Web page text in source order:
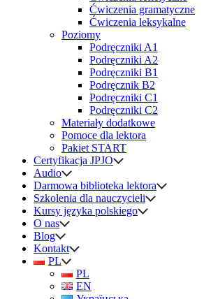
Ćwiczenia gramatyczne
Ćwiczenia leksykalne
Poziomy
Podręczniki A1
Podręczniki A2
Podręczniki B1
Podręcznik B2
Podręczniki C1
Podręczniki C2
Materiały dodatkowe
Pomoce dla lektora
Pakiet START
Certyfikacja JPJO
Audio
Darmowa biblioteka lektora
Szkolenia dla nauczycieli
Kursy języka polskiego
O nas
Blog
Kontakt
PL
PL
EN